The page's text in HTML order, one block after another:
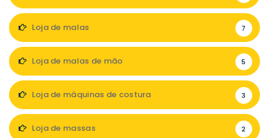
Loja de malas 7
Loja de malas de mão 5
Loja de máquinas de costura 3
Loja de massas 2